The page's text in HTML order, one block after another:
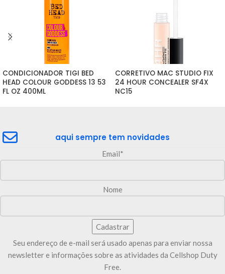
CONDICIONADOR TIGI BED
HEAD COLOUR GODDESS 13 53
FL OZ 400ML
CORRETIVO MAC STUDIO FIX
24 HOUR CONCEALER SF4X
NC15
aqui sempre tem novidades
Email*
Nome
Seu endereço de e-mail será usado apenas para enviar nossa
newsletter e informações sobre as atividades da Cellshop Duty
Free.